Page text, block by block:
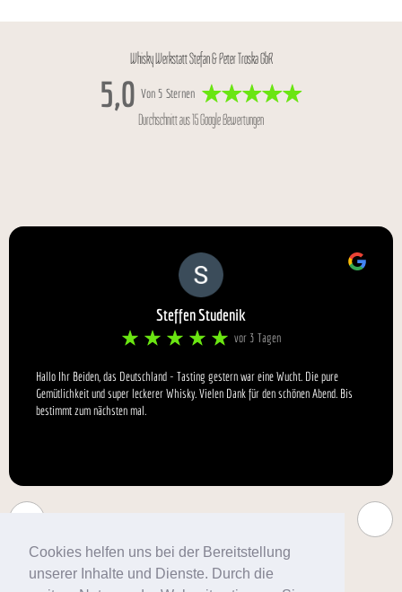
Cookies helfen uns bei der Bereitstellung
unserer Inhalte und Dienste. Durch die
Whisky Werkstatt Stefan & Peter Troska GbR
5,0 Von 5 Sternen
Durchschnitt aus 15 Google Bewertungen
Steffen Studenik
vor 3 Tagen
Hallo Ihr Beiden, das Deutschland - Tasting gestern war eine Wucht. Die pure
Gemütlichkeit und super leckerer Whisky. Vielen Dank für den schönen Abend. Bis
bestimmt zum nächsten mal.